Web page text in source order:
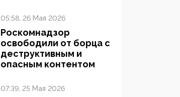
05:58, 26 Мая 2026
Роскомнадзор
освободили от борца с
деструктивным и
опасным контентом
07:39, 25 Мая 2026